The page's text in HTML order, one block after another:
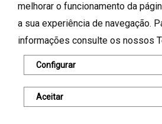
melhorar o funcionamento da
a sua experiência de navegação.
informações consulte os nossos
Configurar
Aceitar
FORMAS DE PAGAMENTO
© 2026 Salão Mozart. Todos os direitos